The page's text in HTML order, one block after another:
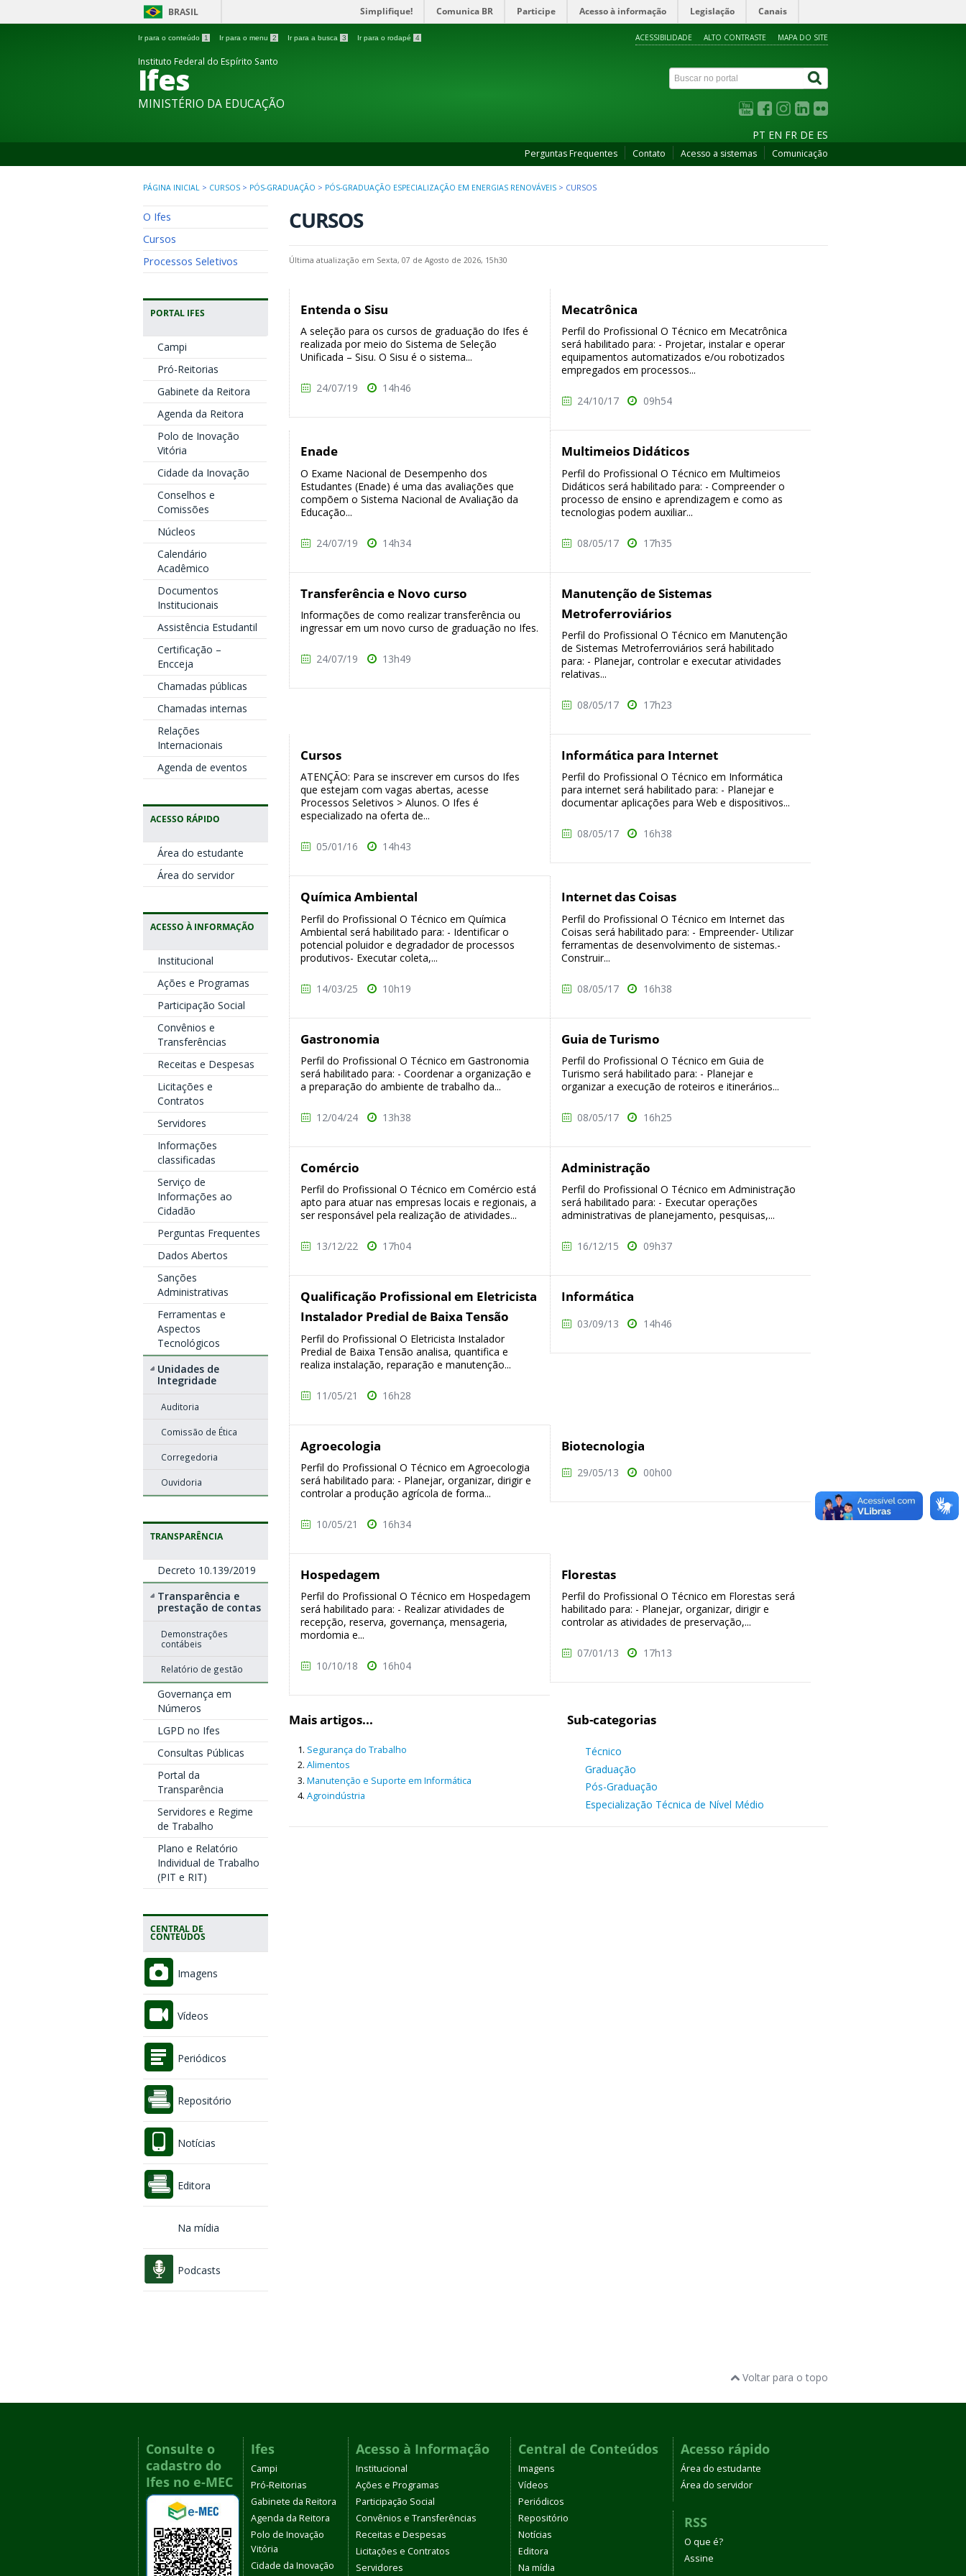
BRASIL Simplifique! Comunica BR Participe Acesso à informação Legislação Canais
Ir para o conteúdo 1 Ir para o menu 2 Ir para a busca 3 Ir para o rodapé 4 ACESSIBILIDADE ALTO CONTRASTE MAPA DO SITE
Instituto Federal do Espírito Santo
Ifes
MINISTÉRIO DA EDUCAÇÃO
PT EN FR DE ES
Perguntas Frequentes Contato Acesso a sistemas Comunicação
PÁGINA INICIAL > CURSOS > PÓS-GRADUAÇÃO > PÓS-GRADUAÇÃO ESPECIALIZAÇÃO EM ENERGIAS RENOVÁVEIS > CURSOS
O Ifes
Cursos
Processos Seletivos
PORTAL IFES
Campi
Pró-Reitorias
Gabinete da Reitora
Agenda da Reitora
Polo de Inovação
Vitória
Cidade da Inovação
Conselhos e
Comissões
Núcleos
Calendário
Acadêmico
Documentos
Institucionais
Assistência Estudantil
Certificação –
Encceja
Chamadas públicas
Chamadas internas
Relações
Internacionais
Agenda de eventos
ACESSO RÁPIDO
Área do estudante
Área do servidor
ACESSO À INFORMAÇÃO
Institucional
Ações e Programas
Participação Social
Convênios e
Transferências
Receitas e Despesas
Licitações e
Contratos
Servidores
Informações
classificadas
Serviço de
Informações ao
Cidadão
Perguntas Frequentes
Dados Abertos
Sanções
Administrativas
Ferramentas e
Aspectos
Tecnológicos
Unidades de
Integridade
Auditoria
Comissão de Ética
Corregedoria
Ouvidoria
TRANSPARÊNCIA
Decreto 10.139/2019
Transparência e
prestação de contas
Demonstrações
contábeis
Relatório de gestão
Governança em
Números
LGPD no Ifes
Consultas Públicas
Portal da
Transparência
Servidores e Regime
de Trabalho
Plano e Relatório
Individual de Trabalho
(PIT e RIT)
CENTRAL DE
CONTEÚDOS
Imagens
Vídeos
Periódicos
Repositório
Notícias
Editora
Na mídia
Podcasts
CURSOS
Última atualização em Sexta, 07 de Agosto de 2026, 15h30
Entenda o Sisu
A seleção para os cursos de graduação do Ifes é
realizada por meio do Sistema de Seleção
Unificada – Sisu. O Sisu é o sistema...
24/07/19 14h46
Mecatrônica
Perfil do Profissional O Técnico em Mecatrônica
será habilitado para: - Projetar, instalar e operar
equipamentos automatizados e/ou robotizados
empregados em processos...
24/10/17 09h54
Enade
O Exame Nacional de Desempenho dos
Estudantes (Enade) é uma das avaliações que
compõem o Sistema Nacional de Avaliação da
Educação...
24/07/19 14h34
Multimeios Didáticos
Perfil do Profissional O Técnico em Multimeios
Didáticos será habilitado para: - Compreender o
processo de ensino e aprendizagem e como as
tecnologias podem auxiliar...
08/05/17 17h35
Transferência e Novo curso
Informações de como realizar transferência ou
ingressar em um novo curso de graduação no Ifes.
24/07/19 13h49
Manutenção de Sistemas
Metroferroviários
Perfil do Profissional O Técnico em Manutenção
de Sistemas Metroferroviários será habilitado
para: - Planejar, controlar e executar atividades
relativas...
08/05/17 17h23
Cursos
ATENÇÃO: Para se inscrever em cursos do Ifes
que estejam com vagas abertas, acesse
Processos Seletivos > Alunos. O Ifes é
especializado na oferta de...
05/01/16 14h43
Informática para Internet
Perfil do Profissional O Técnico em Informática
para internet será habilitado para: - Planejar e
documentar aplicações para Web e dispositivos...
08/05/17 16h38
Química Ambiental
Perfil do Profissional O Técnico em Química
Ambiental será habilitado para: - Identificar o
potencial poluidor e degradador de processos
produtivos- Executar coleta,...
14/03/25 10h19
Internet das Coisas
Perfil do Profissional O Técnico em Internet das
Coisas será habilitado para: - Empreender- Utilizar
ferramentas de desenvolvimento de sistemas.-
Construir...
08/05/17 16h38
Gastronomia
Perfil do Profissional O Técnico em Gastronomia
será habilitado para: - Coordenar a organização e
a preparação do ambiente de trabalho da...
12/04/24 13h38
Guia de Turismo
Perfil do Profissional O Técnico em Guia de
Turismo será habilitado para: - Planejar e
organizar a execução de roteiros e itinerários...
08/05/17 16h25
Comércio
Perfil do Profissional O Técnico em Comércio está
apto para atuar nas empresas locais e regionais, a
ser responsável pela realização de atividades...
13/12/22 17h04
Administração
Perfil do Profissional O Técnico em Administração
será habilitado para: - Executar operações
administrativas de planejamento, pesquisas,...
16/12/15 09h37
Qualificação Profissional em Eletricista
Instalador Predial de Baixa Tensão
Perfil do Profissional O Eletricista Instalador
Predial de Baixa Tensão analisa, quantifica e
realiza instalação, reparação e manutenção...
11/05/21 16h28
Informática
03/09/13 14h46
Agroecologia
Perfil do Profissional O Técnico em Agroecologia
será habilitado para: - Planejar, organizar, dirigir e
controlar a produção agrícola de forma...
10/05/21 16h34
Biotecnologia
29/05/13 00h00
Hospedagem
Perfil do Profissional O Técnico em Hospedagem
será habilitado para: - Realizar atividades de
recepção, reserva, governança, mensageria,
mordomia e...
10/10/18 16h04
Florestas
Perfil do Profissional O Técnico em Florestas será
habilitado para: - Planejar, organizar, dirigir e
controlar as atividades de preservação,...
07/01/13 17h13
Mais artigos...
Segurança do Trabalho
Alimentos
Manutenção e Suporte em Informática
Agroindústria
Sub-categorias
Técnico
Graduação
Pós-Graduação
Especialização Técnica de Nível Médio
Voltar para o topo
Consulte o
cadastro do
Ifes no e-MEC
Ifes
Campi
Pró-Reitorias
Gabinete da Reitora
Agenda da Reitora
Polo de Inovação
Vitória
Cidade da Inovação
Acesso à Informação
Institucional
Ações e Programas
Participação Social
Convênios e Transferências
Receitas e Despesas
Licitações e Contratos
Servidores
Central de Conteúdos
Imagens
Vídeos
Periódicos
Repositório
Notícias
Editora
Na mídia
Acesso rápido
Área do estudante
Área do servidor
RSS
O que é?
Assine